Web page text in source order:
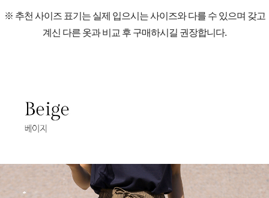
※ 추천 사이즈 표기는 실제 입으시는 사이즈와 다를 수 있으며 갖고
계신 다른 옷과 비교 후 구매하시길 권장합니다.